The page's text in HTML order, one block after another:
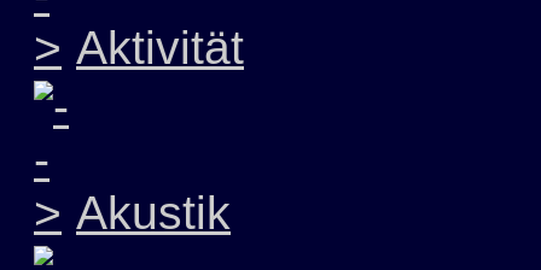
Aktivität
Akustik